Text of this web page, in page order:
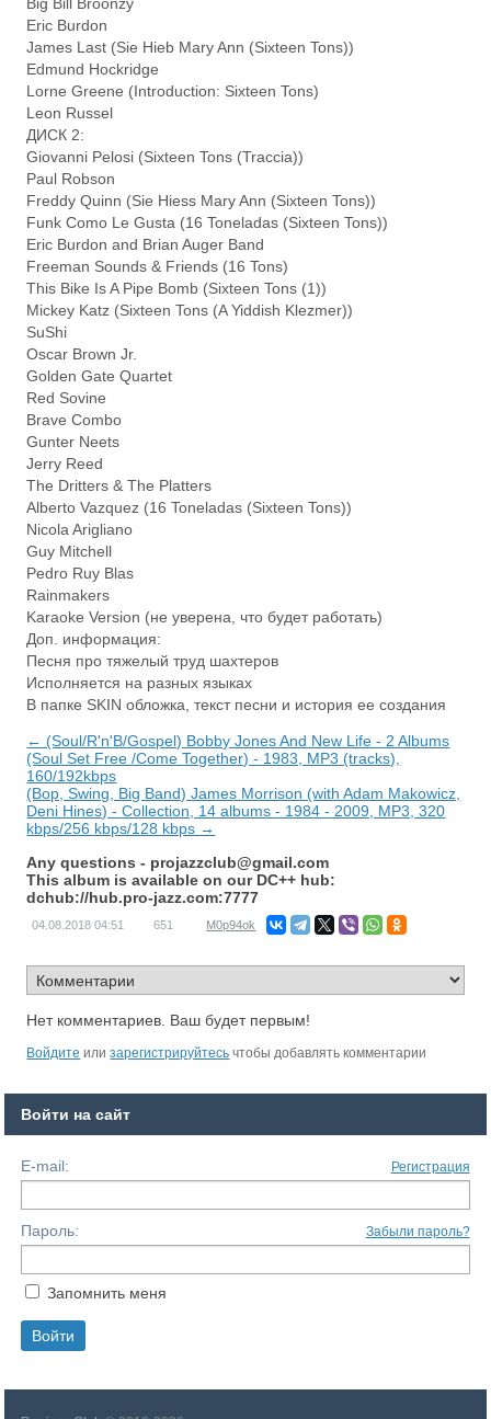
Eric Burdon
James Last (Sie Hieb Mary Ann (Sixteen Tons))
Edmund Hockridge
Lorne Greene (Introduction: Sixteen Tons)
Leon Russel
ДИСК 2:
Giovanni Pelosi (Sixteen Tons (Traccia))
Paul Robson
Freddy Quinn (Sie Hiess Mary Ann (Sixteen Tons))
Funk Como Le Gusta (16 Toneladas (Sixteen Tons))
Eric Burdon and Brian Auger Band
Freeman Sounds & Friends (16 Tons)
This Bike Is A Pipe Bomb (Sixteen Tons (1))
Mickey Katz (Sixteen Tons (A Yiddish Klezmer))
SuShi
Oscar Brown Jr.
Golden Gate Quartet
Red Sovine
Brave Combo
Gunter Neets
Jerry Reed
The Dritters & The Platters
Alberto Vazquez (16 Toneladas (Sixteen Tons))
Nicola Arigliano
Guy Mitchell
Pedro Ruy Blas
Rainmakers
Karaoke Version (не уверена, что будет работать)
Доп. информация:
Песня про тяжелый труд шахтеров
Исполняется на разных языках
В папке SKIN обложка, текст песни и история ее создания
← (Soul/R'n'B/Gospel) Bobby Jones And New Life - 2 Albums
(Soul Set Free /Come Together) - 1983, MP3 (tracks),
160/192kbps
(Bop, Swing, Big Band) James Morrison (with Adam Makowicz,
Deni Hines) - Collection, 14 albums - 1984 - 2009, MP3, 320
kbps/256 kbps/128 kbps →
Any questions - projazzclub@gmail.com
This album is available on our DC++ hub:
dchub://hub.pro-jazz.com:7777
04.08.2018 04:51 651 M0p94ok
Нет комментариев. Ваш будет первым!
Войдите илизарегистрируйтесь чтобы добавлять комментарии
Войти на сайт
E-mail: Регистрация
Пароль: Забыли пароль?
Запомнить меня